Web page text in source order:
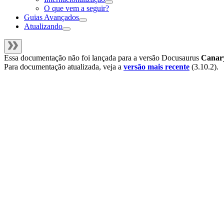
O que vem a seguir?
Guias Avançados
Atualizando
Essa documentação não foi lançada para a versão Docusaurus
Para documentação atualizada, veja a versão mais recente (3.10.2).